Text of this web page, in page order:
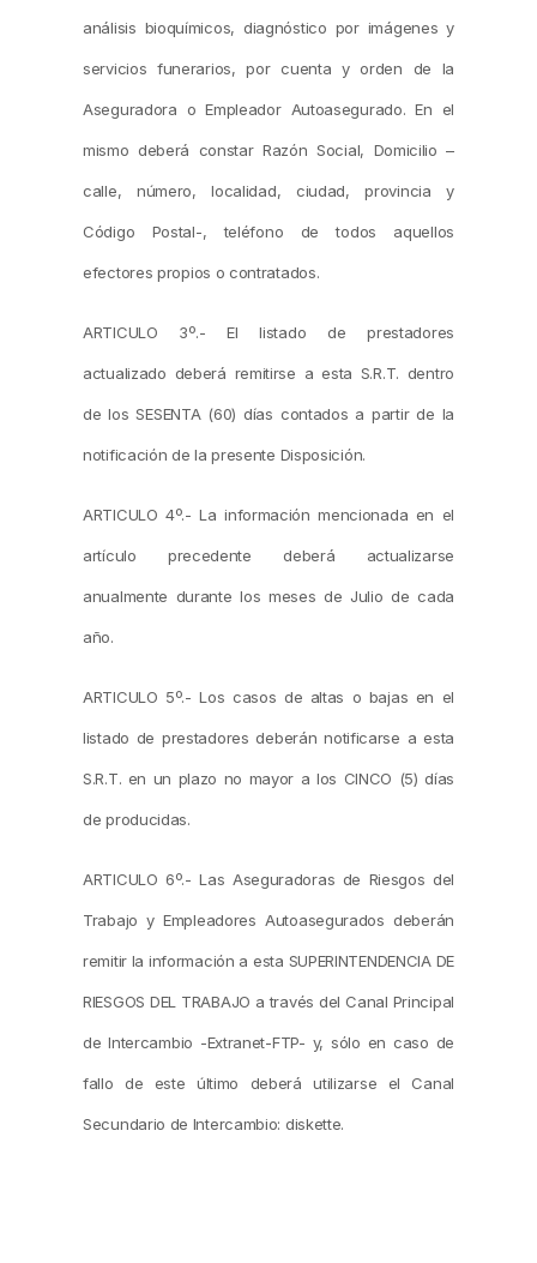
análisis bioquímicos, diagnóstico por imágenes y
servicios funerarios, por cuenta y orden de la
Aseguradora o Empleador Autoasegurado. En el
mismo deberá constar Razón Social, Domicilio –
calle, número, localidad, ciudad, provincia y
Código Postal-, teléfono de todos aquellos
efectores propios o contratados.
ARTICULO 3º.- El listado de prestadores
actualizado deberá remitirse a esta S.R.T. dentro
de los SESENTA (60) días contados a partir de la
notificación de la presente Disposición.
ARTICULO 4º.- La información mencionada en el
artículo precedente deberá actualizarse
anualmente durante los meses de Julio de cada
año.
ARTICULO 5º.- Los casos de altas o bajas en el
listado de prestadores deberán notificarse a esta
S.R.T. en un plazo no mayor a los CINCO (5) días
de producidas.
ARTICULO 6º.- Las Aseguradoras de Riesgos del
Trabajo y Empleadores Autoasegurados deberán
remitir la información a esta SUPERINTENDENCIA DE
RIESGOS DEL TRABAJO a través del Canal Principal
de Intercambio -Extranet-FTP- y, sólo en caso de
fallo de este último deberá utilizarse el Canal
Secundario de Intercambio: diskette.